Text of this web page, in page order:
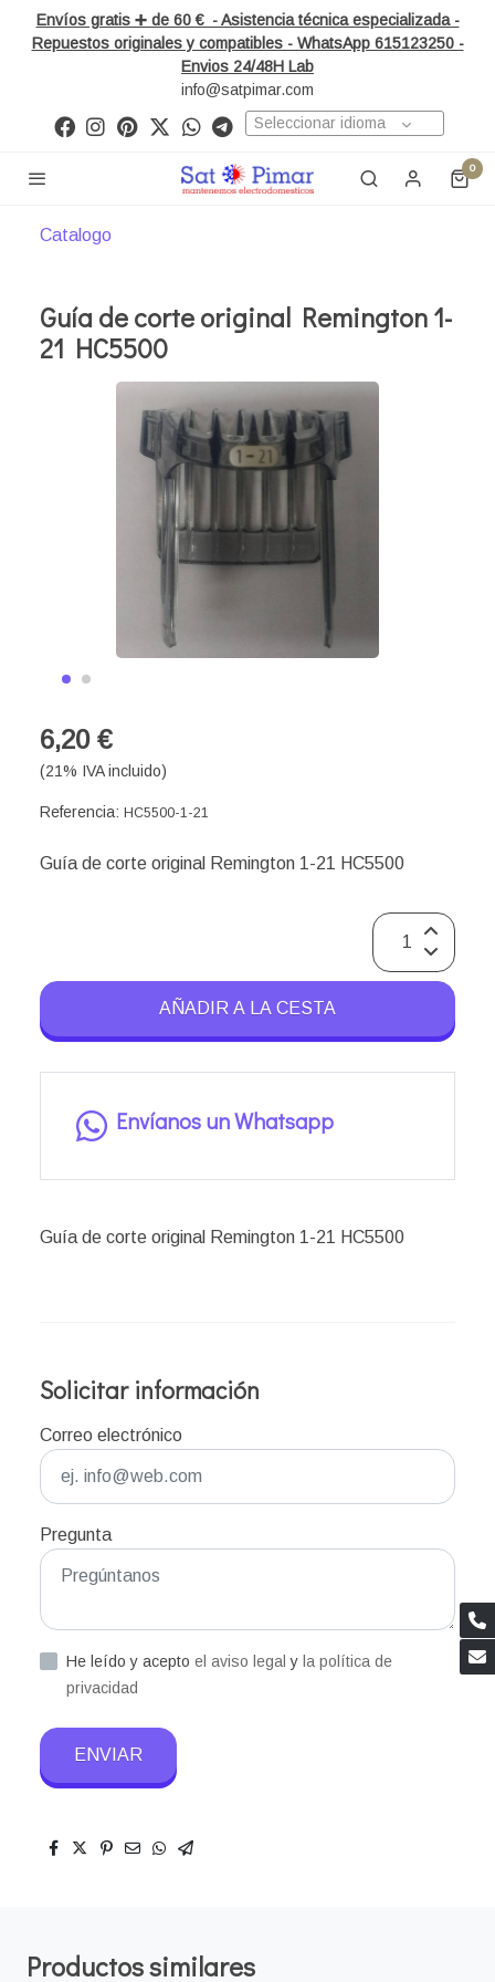
Envíos gratis ➕ de 60 € - Asistencia técnica especializada -
Repuestos originales y compatibles - WhatsApp 615123250 -
Envios 24/48H Lab
info@satpimar.com
Seleccionar idioma
0
Catalogo
Guía de corte original Remington 1-
21 HC5500
6,20 €
(21% IVA incluido)
Referencia: HC5500-1-21
Guía de corte original Remington 1-21 HC5500
AÑADIR A LA CESTA
Envíanos un Whatsapp
Guía de corte original Remington 1-21 HC5500
Solicitar información
Correo electrónico
Pregunta
He leído y acepto el aviso legaly la política de
privacidad
ENVIAR
Productos similares